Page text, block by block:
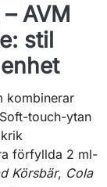
AVM
stil
kombinerar
touch-ytan
förfyllda 2 ml-
Körsbär, Cola